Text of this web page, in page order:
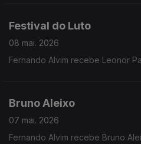
Festival do Luto
08 mai. 2026
Fernando Alvim recebe Leonor
Bruno Aleixo
07 mai. 2026
Fernando Alvim recebe Bruno